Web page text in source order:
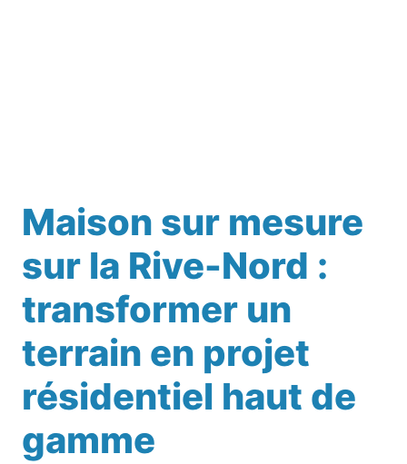
Maison sur mesure
sur la Rive-Nord :
transformer un
terrain en projet
résidentiel haut de
gamme